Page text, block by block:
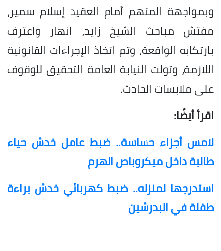
وبمواجهة المتهم أمام العقيد إسلام سمير،
مفتش مباحث الشيخ زايد، انهار واعترف
بارتكابه الواقعة، وتم اتخاذ الإجراءات القانونية
اللازمة، وتولت النيابة العامة التحقيق للوقوف
على ملابسات الحادث.
اقرأ أيضًا:
لامس أجزاء حساسة.. ضبط عامل خدش حياء
طالبة داخل ميكروباص الهرم
استدرجها لمنزله.. ضبط كهربائي خدش براءة
طفلة في البدرشين